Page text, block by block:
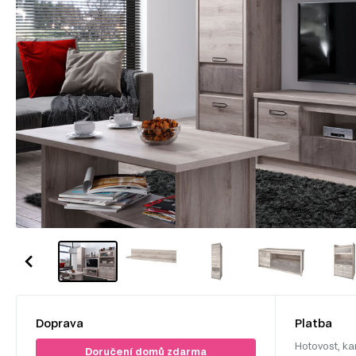
Doprava
Doručení domů zdarma
Platba
Hotovost,